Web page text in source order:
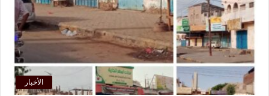
الأخبار